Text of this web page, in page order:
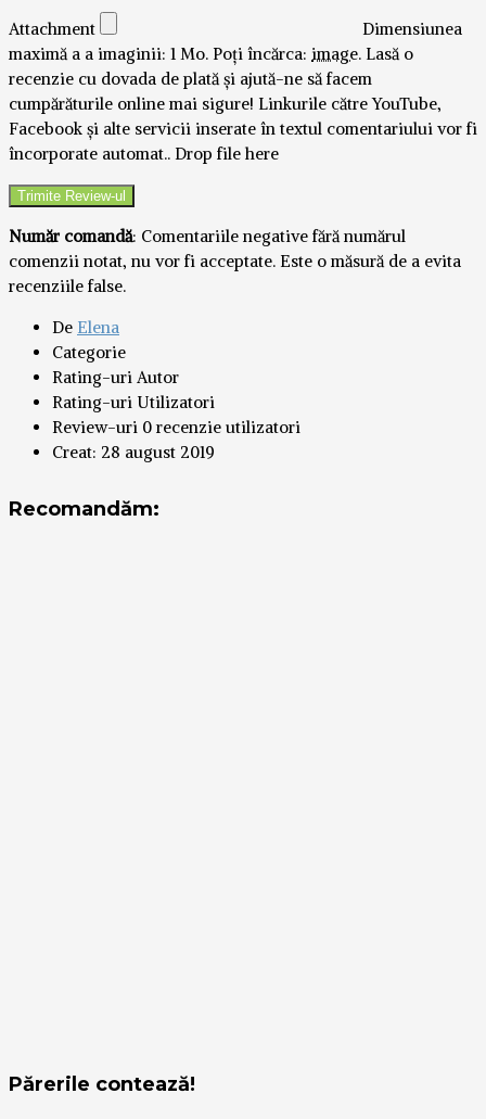
Attachment
Dimensiunea
maximă a a imaginii: 1 Mo. Poți încărca: image. Lasă o
recenzie cu dovada de plată și ajută-ne să facem
cumpărăturile online mai sigure! Linkurile către YouTube,
Facebook și alte servicii inserate în textul comentariului vor fi
încorporate automat.. Drop file here
Număr comandă: Comentariile negative fără numărul
comenzii notat, nu vor fi acceptate. Este o măsură de a evita
recenziile false.
De Elena
Categorie
Rating-uri Autor
Rating-uri Utilizatori
Review-uri 0 recenzie utilizatori
Creat: 28 august 2019
Recomandăm:
Părerile contează!